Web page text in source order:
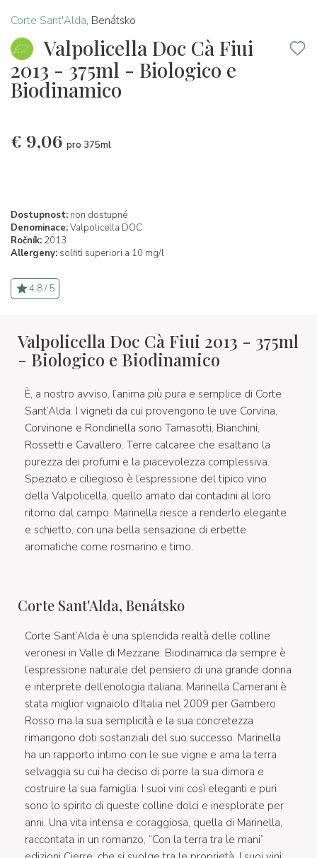
Corte Sant'Alda, Benátsko
Valpolicella Doc Cà Fiui
2013 - 375ml - Biologico e
Biodinamico
€ 9,06 pro 375ml
Dostupnost: non dostupné
Denominace:Valpolicella DOC
Ročník: 2013
Allergeny: solfiti superiori a 10 mg/l
4.8 / 5
Valpolicella Doc Cà Fiui 2013 - 375ml
- Biologico e Biodinamico
È, a nostro avviso, l’anima più pura e semplice di Corte
Sant’Alda. I vigneti da cui provengono le uve Corvina,
Corvinone e Rondinella sono Tamasotti, Bianchini,
Rossetti e Cavallero. Terre calcaree che esaltano la
purezza dei profumi e la piacevolezza complessiva.
Speziato e ciliegioso è l’espressione del tipico vino
della Valpolicella, quello amato dai contadini al loro
ritorno dal campo. Marinella riesce a renderlo elegante
e schietto, con una bella sensazione di erbette
aromatiche come rosmarino e timo.
Corte Sant'Alda, Benátsko
Corte Sant’Alda è una splendida realtà delle colline
veronesi in Valle di Mezzane. Biodinamica da sempre è
l’espressione naturale del pensiero di una grande donna
e interprete dell’enologia italiana. Marinella Camerani è
stata miglior vignaiolo d’Italia nel 2009 per Gambero
Rosso ma la sua semplicità e la sua concretezza
rimangono doti sostanziali del suo successo. Marinella
ha un rapporto intimo con le sue vigne e ama la terra
selvaggia su cui ha deciso di porre la sua dimora e
costruire la sua famiglia. I suoi vini così eleganti e puri
sono lo spirito di queste colline dolci e inesplorate per
anni. Una vita intensa e coraggiosa, quella di Marinella,
raccontata in un romanzo, “Con la terra tra le mani”